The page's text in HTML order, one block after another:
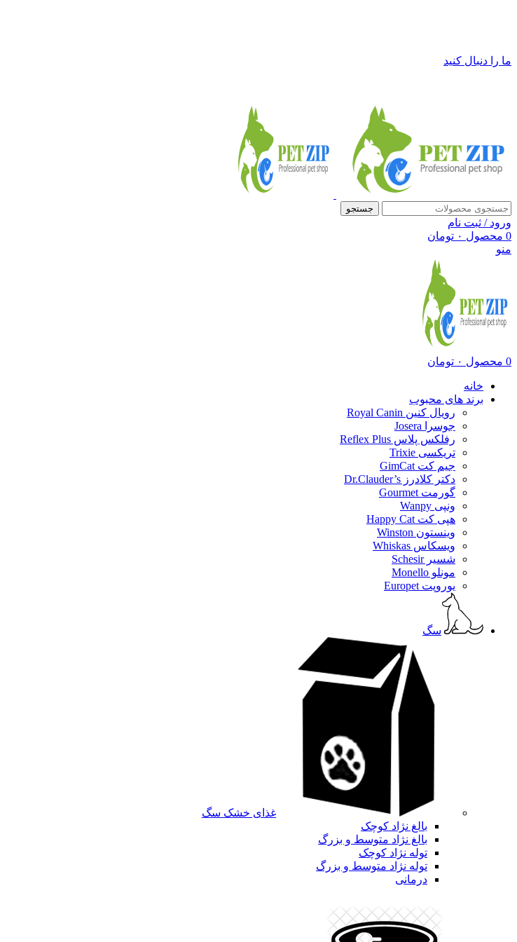
ما را دنبال کنید
جستجو
ورود / ثبت نام
0 محصول ۰ تومان
منو
0 محصول ۰ تومان
خانه
برند های محبوب
رویال کنین Royal Canin
جوسرا Josera
رفلکس پلاس Reflex Plus
تریکسی Trixie
جیم کت GimCat
دکتر کلادرز Dr.Clauder’s
گورمت Gourmet
ونپی Wanpy
هپی کت Happy Cat
وینستون Winston
ویسکاس Whiskas
شسیر Schesir
مونلو Monello
یوروپت Europet
سگ
غذای خشک سگ
بالغ نژاد کوچک
بالغ نژاد متوسط و بزرگ
توله نژاد کوچک
توله نژاد متوسط و بزرگ
درمانی